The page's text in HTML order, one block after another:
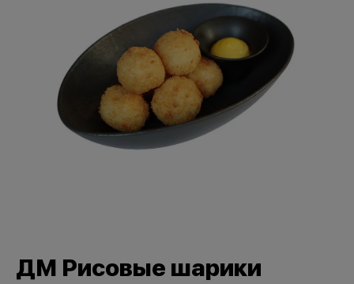
ДМ Рисовые шарики